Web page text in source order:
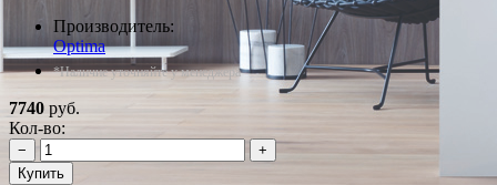
Производитель:
Optima
*Наличие уточняйте у менеджера
7740 руб.
Кол-во:
−
+
Купить